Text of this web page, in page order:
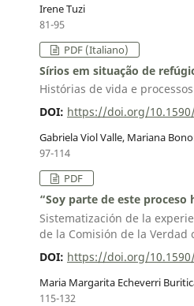
Irene Tuzi
81-95
PDF (Italiano)
Sírios em situação de
Histórias de vida e
DOI: https://doi.org/
Gabriela Viol Valle, Mariana
97-114
PDF
“Soy parte de este proceso
Sistematización de la
de la Comisión de la
DOI: https://doi.org/
Maria Margarita Echeverri
115-132